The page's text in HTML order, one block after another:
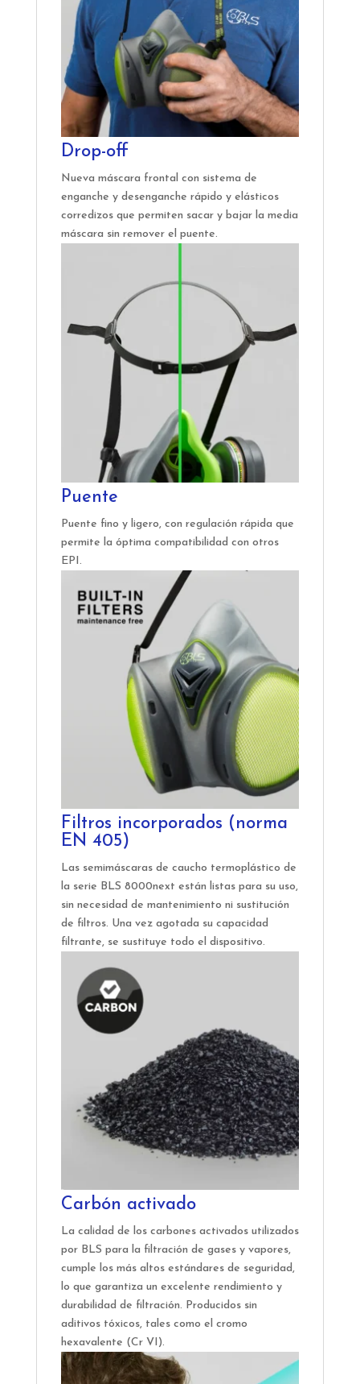
Drop-off
Nueva máscara frontal con sistema de
enganche y desenganche rápido y elásticos
corredizos que permiten sacar y bajar la media
máscara sin remover el puente.
Puente
Puente fino y ligero, con regulación rápida que
permite la óptima compatibilidad con otros
EPI.
Filtros incorporados (norma
EN 405)
Las semimáscaras de caucho termoplástico de
la serie BLS 8000next están listas para su uso,
sin necesidad de mantenimiento ni sustitución
de filtros. Una vez agotada su capacidad
filtrante, se sustituye todo el dispositivo.
Carbón activado
La calidad de los carbones activados utilizados
por BLS para la filtración de gases y vapores,
cumple los más altos estándares de seguridad,
lo que garantiza un excelente rendimiento y
durabilidad de filtración. Producidos sin
aditivos tóxicos, tales como el cromo
hexavalente (Cr VI).